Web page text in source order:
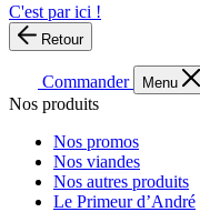
C'est par ici !
Retour
Commander Menu
Nos produits
Nos promos
Nos viandes
Nos autres produits
Le Primeur d’André